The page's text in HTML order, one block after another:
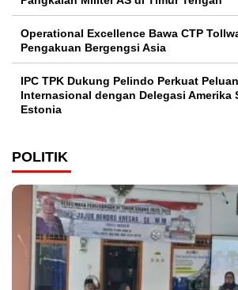
Operational Excellence Bawa CTP
Pengakuan Bergengsi Asia
IPC TPK Dukung Pelindo Perkuat
Internasional dengan Delegasi Amerika
Estonia
POLITIK